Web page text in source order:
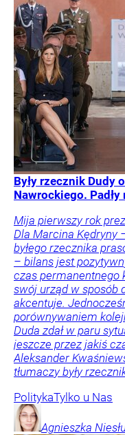
Były rzecznik Dudy
Nawrockiego. Padły
Mija pierwszy rok
Dla Marcina Kędryny
byłego rzecznika
– bilans jest
czas permanentnego
swój urząd w sposób
akcentuje.
porównywaniem
Duda zdał w paru
jeszcze przez jakiś
Aleksander
tłumaczy były
PolitykaTylko u Nas
Agnieszka